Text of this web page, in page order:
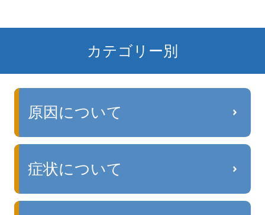
カテゴリー別
原因について
症状について